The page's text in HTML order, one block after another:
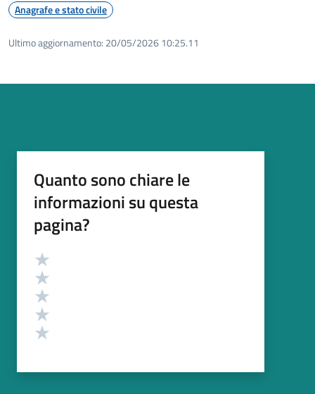
Anagrafe e stato civile
Ultimo aggiornamento: 20/05/2026 10:25.11
Quanto sono chiare le
informazioni su questa
pagina?
Valutazione